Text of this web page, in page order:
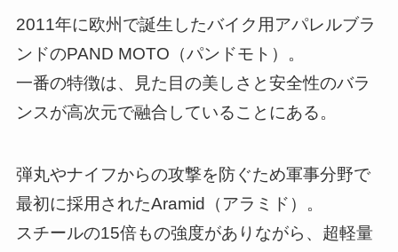
2011年に欧州で誕生したバイク用アパレルブラ
ンドのPAND MOTO（パンドモト）。
一番の特徴は、見た目の美しさと安全性のバラ
ンスが高次元で融合していることにある。
弾丸やナイフからの攻撃を防ぐため軍事分野で
最初に採用されたAramid（アラミド）。
スチールの15倍もの強度がありながら、超軽量